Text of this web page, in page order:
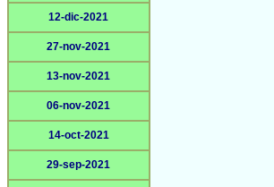
12-dic-2021
27-nov-2021
13-nov-2021
06-nov-2021
14-oct-2021
29-sep-2021